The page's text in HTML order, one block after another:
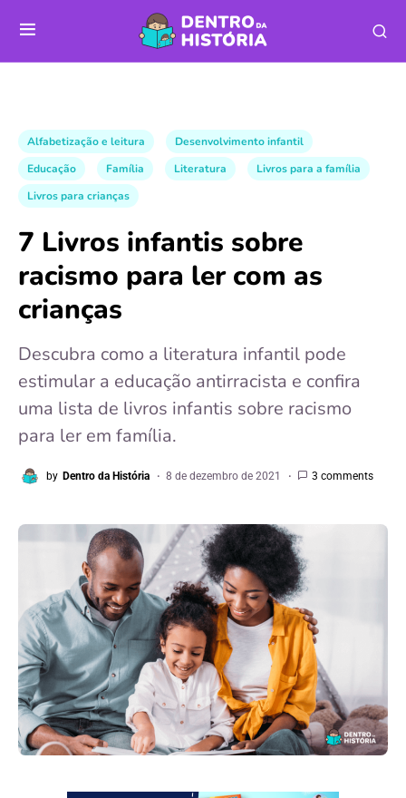
Alfabetização e leitura
Desenvolvimento infantil
Educação
Família Literatura
Livros para a família
Livros para crianças
7 Livros infantis sobre
racismo para ler com as
crianças
Descubra como a literatura infantil pode
estimular a educação antirracista e confira
uma lista de livros infantis sobre racismo
para ler em família.
by Dentro da História 8 de dezembro de 2021 3 comments